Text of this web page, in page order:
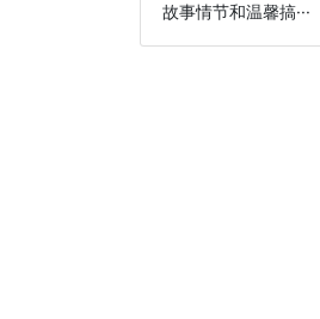
故事情节和温馨搞···